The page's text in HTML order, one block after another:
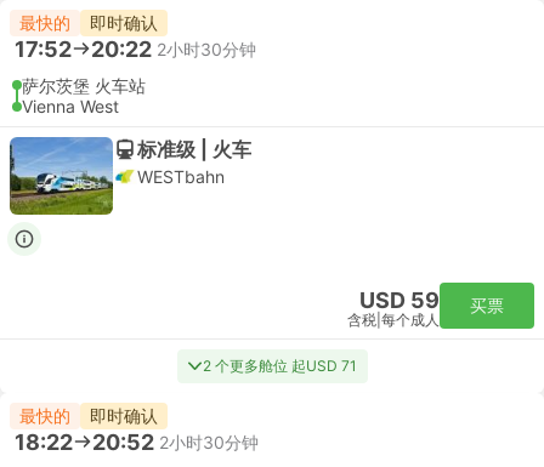
最快的 即时确认
17:52 20:22 2小时30分钟
萨尔茨堡 火车站
Vienna West
标准级 | 火车
WESTbahn
USD 59
含税 每个成人
买票
2 个更多舱位 起USD 71
最快的 即时确认
18:22 20:52 2小时30分钟